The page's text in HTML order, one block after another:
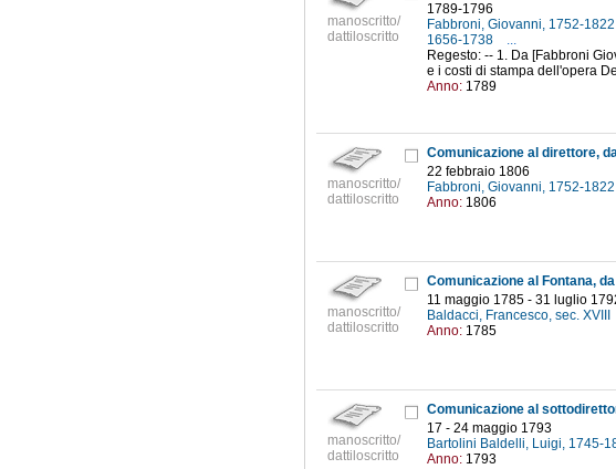
manoscritto/
dattiloscritto
1789-1796
Fabbroni, Giovanni, 1752-1822
1656-1738
...
Regesto: -- 1. Da [Fabbroni
e i costi di stampa dell'opera
Anno: 1789
manoscritto/
dattiloscritto
22 febbraio 1806
Fabbroni, Giovanni, 1752-1822
Anno: 1806
manoscritto/
dattiloscritto
11 maggio 1785 - 31 luglio
Baldacci, Francesco, sec. XVIII
Anno: 1785
manoscritto/
dattiloscritto
17 - 24 maggio 1793
Bartolini Baldelli, Luigi, 1745-
Anno: 1793